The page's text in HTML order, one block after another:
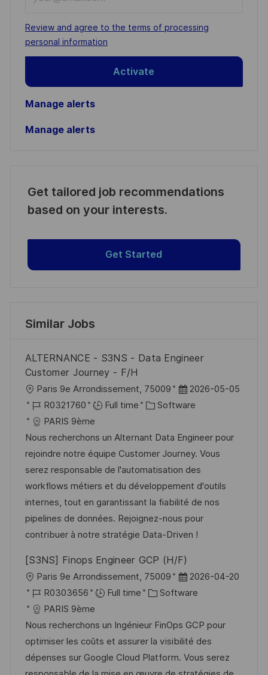
Email
address
(Required)
Required
Review and agree to the terms of processing
personal information
Activate
Manage alerts
Manage alerts
Get tailored job recommendations
based on your interests.
Get Started
Similar Jobs
ALTERNANCE - S3NS - Data Engineer
Customer Journey - F/H
L
o
c
a
t
i
o
n
Paris 9e Arrondissement, 75009
P
o
t
e
d
D
a
t
e
2026-05-05
J
o
b
I
d
R0321760 Full time
C
t
e
g
o
r
y
Software
PARIS 9ème
Nous recherchons un Alternant Data Engineer pour
rejoindre notre équipe Customer Journey. Vous
serez responsable de l'automatisation des
workflows métiers et du développement d'outils
internes, tout en garantissant la fiabilité de nos
pipelines de données. Rejoignez-nous pour
contribuer à notre stratégie Data-Driven !
[S3NS] Finops Engineer GCP (H/F)
L
o
c
a
t
i
Paris 9e Arrondissement, 75009
P
o
t
e
d
2026-04-20
J
o
b
I
d
R0303656 Full time
C
t
e
g
Software
PARIS 9ème
Nous recherchons un Ingénieur FinOps GCP pour
optimiser les coûts et assurer la visibilité des
dépenses sur Google Cloud Platform. Vous serez